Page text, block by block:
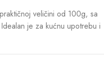
veličini od 100g, sa
je za kućnu upotrebu i